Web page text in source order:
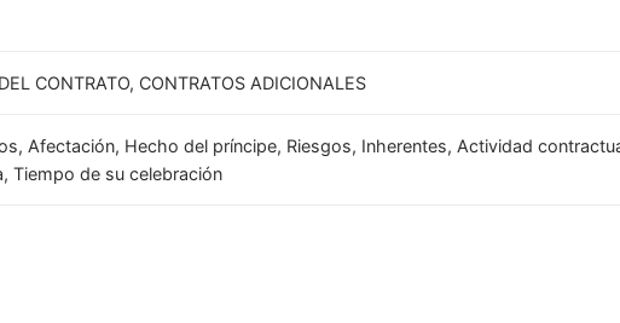
CONTRATO, CONTRATOS ADICIONALES
Afectación, Hecho del príncipe, Riesgos, Inherentes, Actividad
Tiempo de su celebración